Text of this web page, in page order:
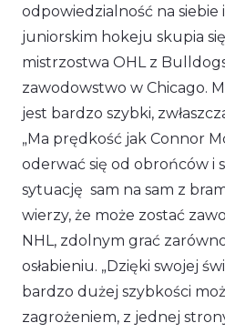
odpowiedzialność na siebie
juniorskim hokeju skupia
mistrzostwa OHL z
zawodowstwo w Chicago.
jest bardzo szybki,
„Ma prędkość jak Connor
oderwać się od obrońców i
sytuację sam na sam z
wierzy, że może zostać
NHL, zdolnym grać
osłabieniu. „Dzięki swojej
bardzo dużej szybkości
zagrożeniem, z jednej